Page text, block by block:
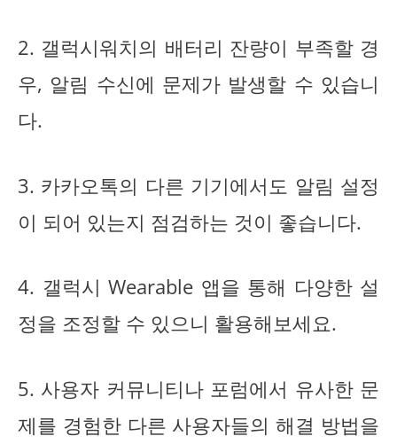
2. 갤럭시워치의 배터리 잔량이 부족할 경
우, 알림 수신에 문제가 발생할 수 있습니
다.
3. 카카오톡의 다른 기기에서도 알림 설정
이 되어 있는지 점검하는 것이 좋습니다.
4. 갤럭시 Wearable 앱을 통해 다양한 설
정을 조정할 수 있으니 활용해보세요.
5. 사용자 커뮤니티나 포럼에서 유사한 문
제를 경험한 다른 사용자들의 해결 방법을